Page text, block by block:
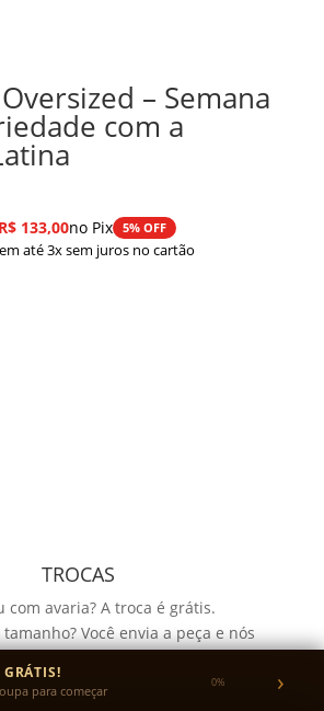
– Semana
com a
R$133,00no Pix 5% OFF
até 3x sem juros no cartão
TROCAS
com avaria? A troca é grátis.
Você envia a peça e nós
para defeitos de fabricação no
para começar 0% ›